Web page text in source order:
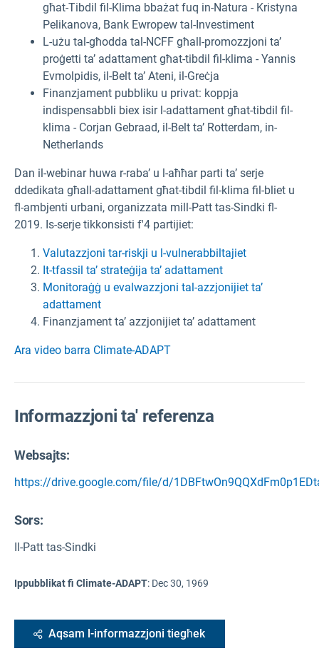
għat-Tibdil fil-Klima bbażat fuq in-Natura - Kristyna
Pelikanova, Bank Ewropew tal-Investiment
L-użu tal-għodda tal-NCFF għall-promozzjoni ta’
proġetti ta’ adattament għat-tibdil fil-klima - Yannis
Evmolpidis, il-Belt ta’ Ateni, il-Greċja
Finanzjament pubbliku u privat: koppja
indispensabbli biex isir l-adattament għat-tibdil fil-
klima - Corjan Gebraad, il-Belt ta’ Rotterdam, in-
Netherlands
Dan il-webinar huwa r-raba’ u l-aħħar parti ta’ serje
ddedikata għall-adattament għat-tibdil fil-klima fil-bliet u
fl-ambjenti urbani, organizzata mill-Patt tas-Sindki fl-
2019. Is-serje tikkonsisti f'4 partijiet:
Valutazzjoni tar-riskji u l-vulnerabbiltajiet
It-tfassil ta’ strateġija ta’ adattament
Monitoraġġ u evalwazzjoni tal-azzjonijiet ta’
adattament
Finanzjament ta’ azzjonijiet ta’ adattament
Ara video barra Climate-ADAPT
Informazzjoni ta' referenza
Websajts:
https://drive.google.com/file/d/
Sors:
Il-Patt tas-Sindki
Ippubblikat fi Climate-ADAPT: Dec 30, 1969
Aqsam l-informazzjoni tiegħek